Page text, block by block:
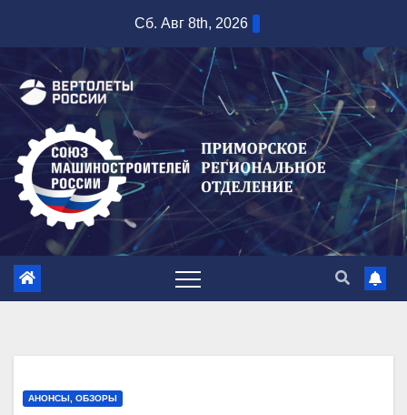
содержимому
Сб. Авг 8th, 2026
АНОНСЫ, ОБЗОРЫ